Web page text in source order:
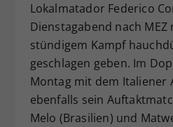
Lokalmatador Federico
Dienstagabend nach MEZ
stündigem Kampf
geschlagen geben. Im
Montag mit dem Italiener
ebenfalls sein
Melo (Brasilien) und